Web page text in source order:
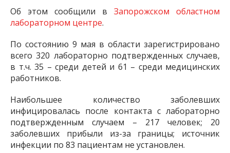
Об этом сообщили в Запорожском областном
лабораторном центре.
По состоянию 9 мая в области зарегистрировано
всего 320 лабораторно подтвержденных случаев,
в т.ч. 35 – среди детей и 61 – среди медицинских
работников.
Наибольшее количество заболевших
инфицировалась после контакта с лабораторно
подтвержденным случаем – 217 человек; 20
заболевших прибыли из-за границы; источник
инфекции по 83 пациентам не установлен.